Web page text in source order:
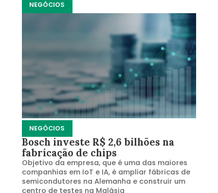
NEGÓCIOS
NEGÓCIOS
Bosch investe R$ 2,6 bilhões na
fabricação de chips
Objetivo da empresa, que é uma das maiores
companhias em IoT e IA, é ampliar fábricas de
semicondutores na Alemanha e construir um
centro de testes na Malásia